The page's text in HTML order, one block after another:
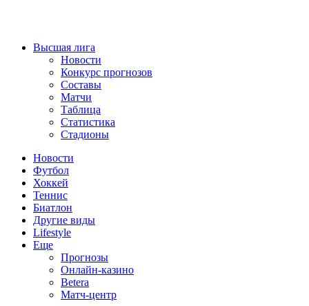
Высшая лига
Новости
Конкурс прогнозов
Составы
Матчи
Таблица
Статистика
Стадионы
Новости
Футбол
Хоккей
Теннис
Биатлон
Другие виды
Lifestyle
Еще
Прогнозы
Онлайн-казино
Betera
Матч-центр